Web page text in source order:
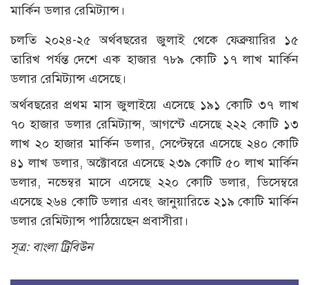
মার্কিন ডলার রেমিট্যান্স।
চলতি ২০২৪-২৫ অর্থবছরের জুলাই থেকে ফেব্রুয়া‌রির ১৫
তা‌রিখ পর্যন্ত দেশে এক হাজার ৭৮৯ কোটি ১৭ লাখ মার্কিন
ডলার রেমিট্যান্স এসেছে।
অর্থবছরের প্রথম মাস জুলাইয়ে এসেছে ১৯১ কোটি ৩৭ লাখ
৭০ হাজার ডলার রেমিট্যান্স, আগস্টে এসেছে ২২২ কোটি ১৩
লাখ ২০ হাজার মার্কিন ডলার, সেপ্টেম্বরে এসেছে ২৪০ কোটি
৪১ লাখ ডলার, অক্টোবরে এসেছে ২৩৯ কোটি ৫০ লাখ মার্কিন
ডলার, নভেম্বর মাসে এসেছে ২২০ কোটি ডলার, ডিসেম্বরে
এসেছে ২৬৪ কোটি ডলার এবং জানুয়া‌রিতে ২১৯ কোটি মার্কিন
ডলার রেমিট্যান্স পা‌ঠি‌য়েছেন প্রবাসীরা।
সূত্র: বাংলা ট্রিবিউন